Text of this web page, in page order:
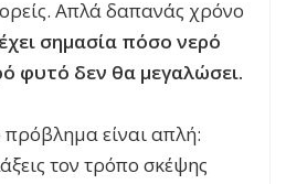
Απλά δαπανάς χρόνο
σημασία πόσο νερό
φυτό δεν θα μεγαλώσει.
είναι απλή:
τον τρόπο σκέψης